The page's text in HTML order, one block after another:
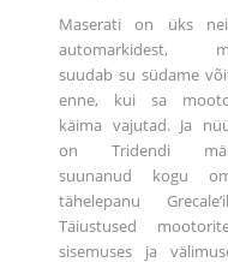
Maserati on üks
automarkidest,
suudab su südame
enne, kui sa
käima vajutad. Ja
on Tridendi
suunanud kogu
tähelepanu
Täiustused
sisemuses ja